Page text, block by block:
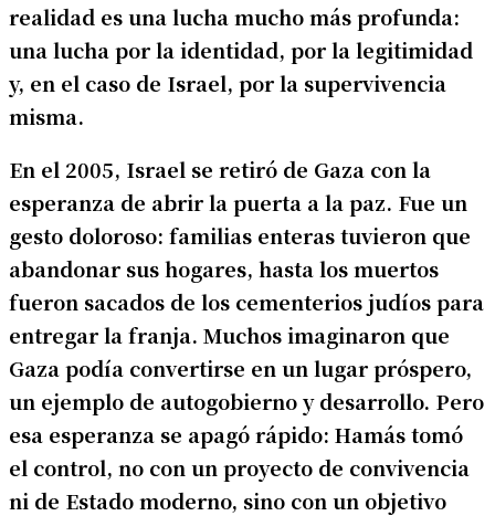
realidad es una lucha mucho más profunda:
una lucha por la identidad, por la legitimidad
y, en el caso de Israel, por la supervivencia
misma.
En el 2005, Israel se retiró de Gaza con la
esperanza de abrir la puerta a la paz. Fue un
gesto doloroso: familias enteras tuvieron que
abandonar sus hogares, hasta los muertos
fueron sacados de los cementerios judíos para
entregar la franja. Muchos imaginaron que
Gaza podía convertirse en un lugar próspero,
un ejemplo de autogobierno y desarrollo. Pero
esa esperanza se apagó rápido: Hamás tomó
el control, no con un proyecto de convivencia
ni de Estado moderno, sino con un objetivo